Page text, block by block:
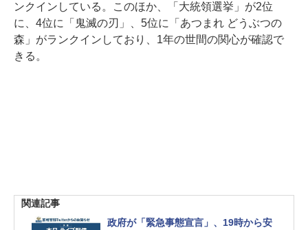
ンクインしている。このほか、「大統領選挙」が2位
に、4位に「鬼滅の刃」、5位に「あつまれ どうぶつの
森」がランクインしており、1年の世間の関心が確認で
きる。
関連記事
政府が「緊急事態宣言」、19時から安